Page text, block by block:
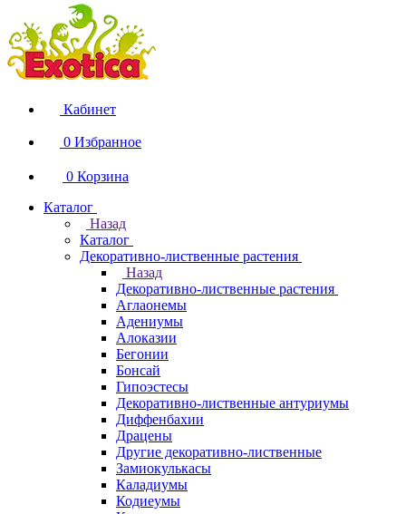
Кабинет
0 Избранное
0 Корзина
Каталог
Назад
Каталог
Декоративно-лиственные растения
Назад
Декоративно-лиственные растения
Аглаонемы
Адениумы
Алоказии
Бегонии
Бонсай
Гипоэстесы
Декоративно-лиственные антуриумы
Диффенбахии
Драцены
Другие декоративно-лиственные
Замиокулькасы
Каладиумы
Кодиеумы